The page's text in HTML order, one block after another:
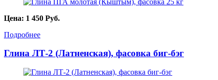
Цена: 1 450 Руб.
Подробнее
Глина ЛТ-2 (Латненская), фасовка биг-бэг